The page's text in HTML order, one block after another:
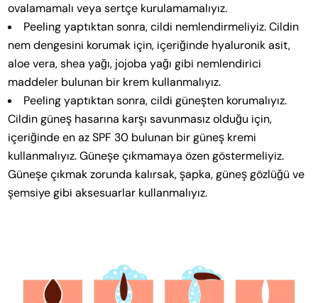
ovalamamalı veya sertçe kurulamamalıyız.
Peeling yaptıktan sonra, cildi nemlendirmeliyiz. Cildin
nem dengesini korumak için, içeriğinde hyaluronik asit,
aloe vera, shea yağı, jojoba yağı gibi nemlendirici
maddeler bulunan bir krem kullanmalıyız.
Peeling yaptıktan sonra, cildi güneşten korumalıyız.
Cildin güneş hasarına karşı savunmasız olduğu için,
içeriğinde en az SPF 30 bulunan bir güneş kremi
kullanmalıyız. Güneşe çıkmamaya özen göstermeliyiz.
Güneşe çıkmak zorunda kalırsak, şapka, güneş gözlüğü ve
şemsiye gibi aksesuarlar kullanmalıyız.